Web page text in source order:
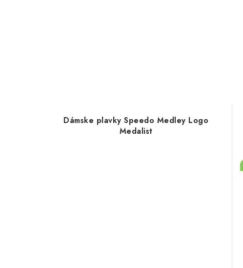
Dámske plavky Speedo Medley Logo
Medalist